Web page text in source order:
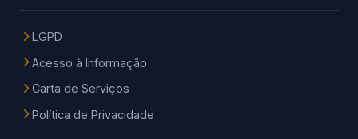
LGPD
Acesso à Informação
Carta de Serviços
Política de Privacidade